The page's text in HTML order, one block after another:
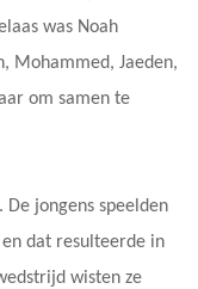
was Noah
Mohammed, Jaeden,
om samen te
jongens speelden
dat resulteerde in
wisten ze